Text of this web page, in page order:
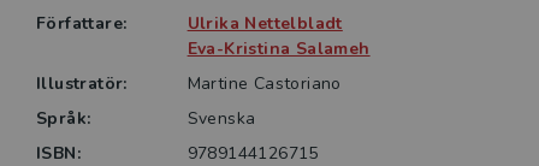
praktisk verksamhet. Den fungerar också som lärobok
inom förskollärarutbildning och utbildning av
logopeder och specialpedagoger.
Författare:
Ulrika Nettelbladt
Eva-Kristina Salameh
Illustratör:
Martine Castoriano
Språk:
Svenska
ISBN:
9789144126715